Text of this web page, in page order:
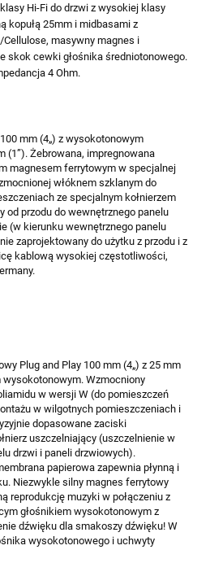
Hi-Fi do drzwi z wysokiej klasy
kopułą 25mm i midbasami z
masywny magnes i
skok cewki głośnika średniotonowego.
4 Ohm.
mm (4„) z wysokotonowym
(1”). Żebrowana, impregnowana
magnesem ferrytowym w specjalnej
włóknem szklanym do
ze specjalnym kołnierzem
od przodu do wewnętrznego panelu
(w kierunku wewnętrznego panelu
zaprojektowany do użytku z przodu i z
kablową wysokiej częstotliwości,
Plug and Play 100 mm (4„) z 25 mm
wysokotonowym. Wzmocniony
w wersji W (do pomieszczeń
w wilgotnych pomieszczeniach i
dopasowane zaciski
uszczelniający (uszczelnienie w
drzwi i paneli drzwiowych).
papierowa zapewnia płynną i
Niezwykle silny magnes ferrytowy
reprodukcję muzyki w połączeniu z
głośnikiem wysokotonowym z
dźwięku dla smakoszy dźwięku! W
wysokotonowego i uchwyty